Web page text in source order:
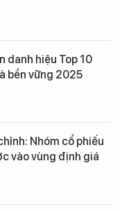
danh hiệu Top 10
bền vững 2025
Nhóm cổ phiếu
vào vùng định giá